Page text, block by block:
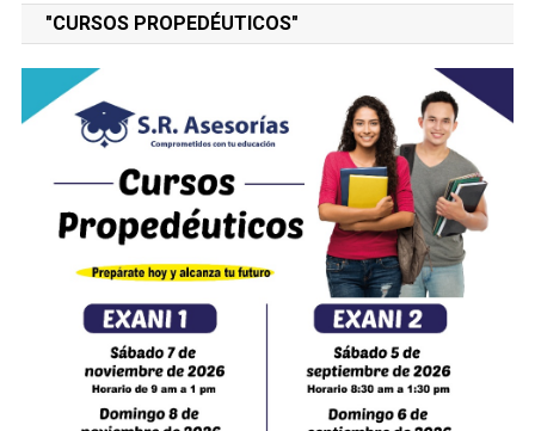
"CURSOS PROPEDÉUTICOS"